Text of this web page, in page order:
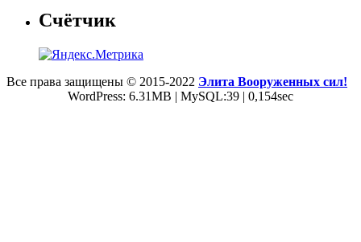
Счётчик
Все права защищены © 2015-2022 Элита Вооруженных сил!
WordPress: 6.31MB | MySQL:39 | 0,154sec